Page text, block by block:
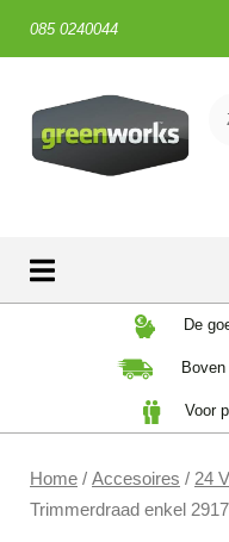
085 0240044
De
Voor
Home / Accesoires / 24
Trimmerdraad enkel